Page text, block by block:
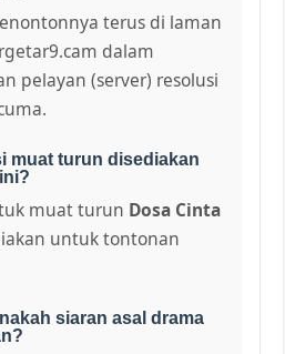
terus di laman
dalam
pelayan (server) resolusi
muat turun disediakan
muat turun Dosa Cinta
untuk tontonan
siaran asal drama